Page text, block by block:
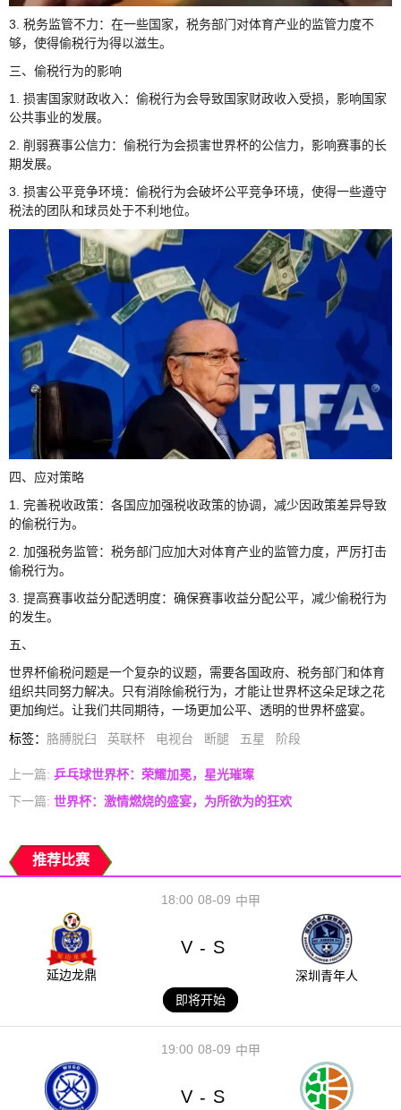
3. 税务监管不力：在一些国家，税务部门对体育产业的监管力度不
够，使得偷税行为得以滋生。
三、偷税行为的影响
1. 损害国家财政收入：偷税行为会导致国家财政收入受损，影响国家
公共事业的发展。
2. 削弱赛事公信力：偷税行为会损害世界杯的公信力，影响赛事的长
期发展。
3. 损害公平竞争环境：偷税行为会破坏公平竞争环境，使得一些遵守
税法的团队和球员处于不利地位。
四、应对策略
1. 完善税收政策：各国应加强税收政策的协调，减少因政策差异导致
的偷税行为。
2. 加强税务监管：税务部门应加大对体育产业的监管力度，严厉打击
偷税行为。
3. 提高赛事收益分配透明度：确保赛事收益分配公平，减少偷税行为
的发生。
五、
世界杯偷税问题是一个复杂的议题，需要各国政府、税务部门和体育
组织共同努力解决。只有消除偷税行为，才能让世界杯这朵足球之花
更加绚烂。让我们共同期待，一场更加公平、透明的世界杯盛宴。
标签： 胳膊脱臼 英联杯 电视台 断腿 五星 阶段
上一篇: 乒乓球世界杯：荣耀加冕，星光璀璨
下一篇: 世界杯：激情燃烧的盛宴，为所欲为的狂欢
推荐比赛
08-09
18:00 中甲
延边龙鼎
V - S
深圳青年人
即将开始
08-09
19:00 中甲
V - S